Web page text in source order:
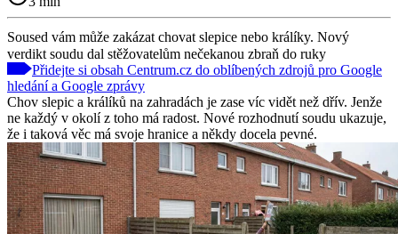
Soused vám může zakázat chovat slepice nebo králíky. Nový
verdikt soudu dal stěžovatelům nečekanou zbraň do ruky
Přidejte si obsah Centrum.cz do oblíbených zdrojů pro Google
hledání a Google zprávy
Chov slepic a králíků na zahradách je zase víc vidět než dřív. Jenže
ne každý v okolí z toho má radost. Nové rozhodnutí soudu ukazuje,
že i taková věc má svoje hranice a někdy docela pevné.